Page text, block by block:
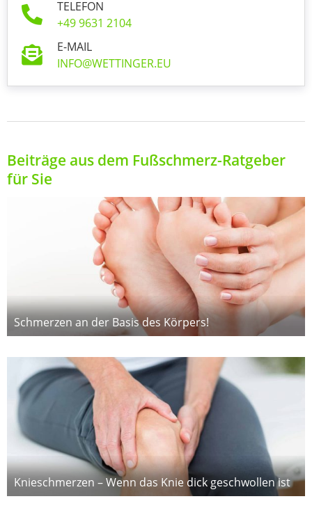
TELEFON
+49 9631 2104
E-MAIL
INFO@WETTINGER.EU
Beiträge aus dem Fußschmerz-Ratgeber
für Sie
Schmerzen an der Basis des Körpers!
Knieschmerzen – Wenn das Knie dick geschwollen ist